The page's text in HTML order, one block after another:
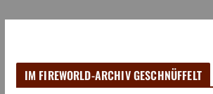
IM FIREWORLD-ARCHIV GESCHNÜFFELT